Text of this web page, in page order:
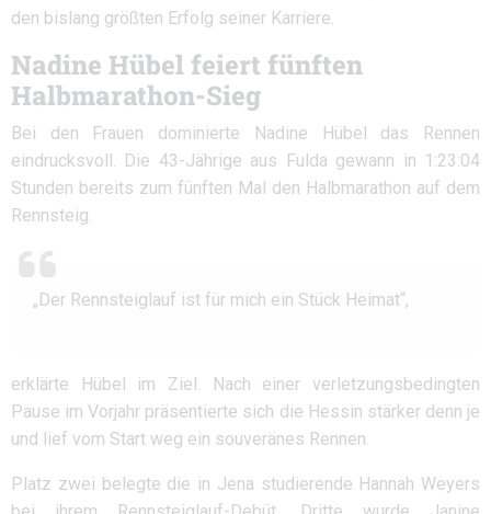
den bislang größten Erfolg seiner Karriere.
Nadine Hübel feiert fünften
Halbmarathon-Sieg
Bei den Frauen dominierte Nadine Hübel das Rennen
eindrucksvoll. Die 43-Jährige aus Fulda gewann in 1:23:04
Stunden bereits zum fünften Mal den Halbmarathon auf dem
Rennsteig.
„Der Rennsteiglauf ist für mich ein Stück Heimat“,
erklärte Hübel im Ziel. Nach einer verletzungsbedingten
Pause im Vorjahr präsentierte sich die Hessin stärker denn je
und lief vom Start weg ein souveränes Rennen.
Platz zwei belegte die in Jena studierende Hannah Weyers